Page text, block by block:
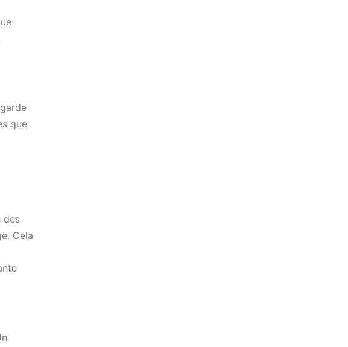
que
des
Cela